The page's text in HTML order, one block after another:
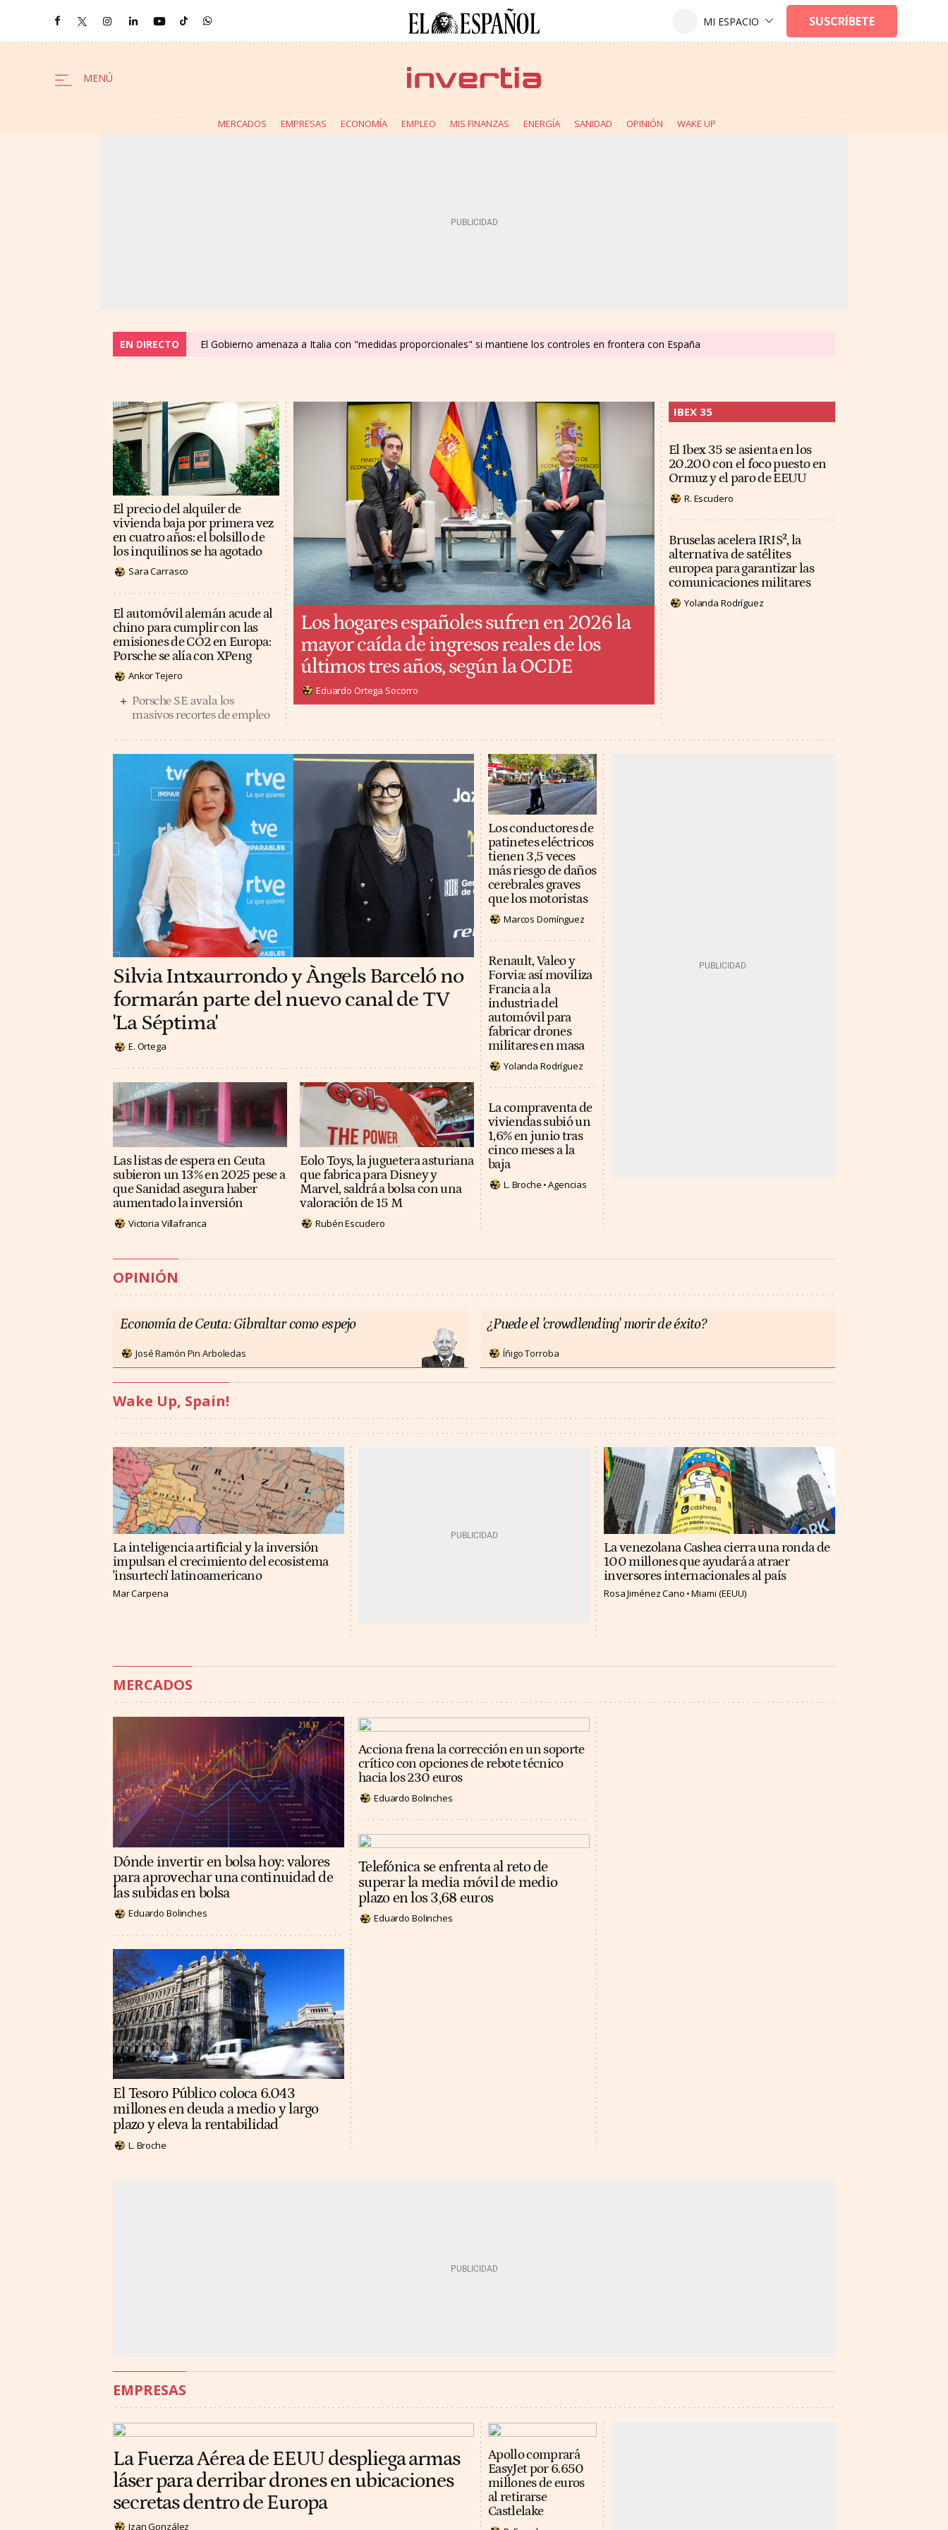
MERCADOS EMPRESAS ECONOMÍA EMPLEO MIS FINANZAS ENERGÍA SANIDAD OPINIÓN WAKE UP
EN DIRECTO El Gobierno amenaza a Italia con "medidas proporcionales" si mantiene los controles en frontera con España
El precio del alquiler de
vivienda baja por primera vez
en cuatro años: el bolsillo de
los inquilinos se ha agotado
Sara Carrasco
El automóvil alemán acude al
chino para cumplir con las
emisiones de CO2 en Europa:
Porsche se alía con XPeng
Ankor Tejero
Porsche SE avala los
masivos recortes de empleo
Los hogares españoles sufren en 2026 la
mayor caída de ingresos reales de los
últimos tres años, según la OCDE
Eduardo Ortega Socorro
IBEX 35
El Ibex 35 se asienta en los
20.200 con el foco puesto en
Ormuz y el paro de EEUU
R. Escudero
Bruselas acelera IRIS², la
alternativa de satélites
europea para garantizar las
comunicaciones militares
Yolanda Rodríguez
Silvia Intxaurrondo y Àngels Barceló no
formarán parte del nuevo canal de TV
'La Séptima'
E. Ortega
Las listas de espera en Ceuta
subieron un 13% en 2025 pese a
que Sanidad asegura haber
aumentado la inversión
Victoria Villafranca
Eolo Toys, la juguetera asturiana
que fabrica para Disney y
Marvel, saldrá a bolsa con una
valoración de 15 M
Rubén Escudero
Los conductores de
patinetes eléctricos
tienen 3,5 veces
más riesgo de daños
cerebrales graves
que los motoristas
Marcos Domínguez
Renault, Valeo y
Forvia: así moviliza
Francia a la
industria del
automóvil para
fabricar drones
militares en masa
Yolanda Rodríguez
La compraventa de
viviendas subió un
1,6% en junio tras
cinco meses a la
baja
L. Broche Agencias
OPINIÓN
Economía de Ceuta: Gibraltar como espejo
José Ramón Pin Arboledas
¿Puede el 'crowdlending' morir de éxito?
Íñigo Torroba
Wake Up, Spain!
La inteligencia artificial y la inversión
impulsan el crecimiento del ecosistema
'insurtech' latinoamericano
Mar Carpena
La venezolana Cashea cierra una ronda de
100 millones que ayudará a atraer
inversores internacionales al país
Rosa Jiménez Cano Miami (EEUU)
MERCADOS
Dónde invertir en bolsa hoy: valores
para aprovechar una continuidad de
las subidas en bolsa
Eduardo Bolinches
El Tesoro Público coloca 6.043
millones en deuda a medio y largo
plazo y eleva la rentabilidad
L. Broche
Acciona frena la corrección en un soporte
crítico con opciones de rebote técnico
hacia los 230 euros
Eduardo Bolinches
Telefónica se enfrenta al reto de
superar la media móvil de medio
plazo en los 3,68 euros
Eduardo Bolinches
EMPRESAS
La Fuerza Aérea de EEUU despliega armas
láser para derribar drones en ubicaciones
secretas dentro de Europa
Izan González
Apollo comprará
EasyJet por 6.650
millones de euros
al retirarse
Castlelake